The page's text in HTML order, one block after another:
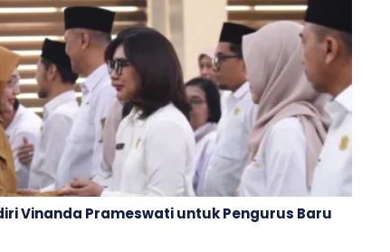
Vinanda Prameswati untuk Pengurus Baru